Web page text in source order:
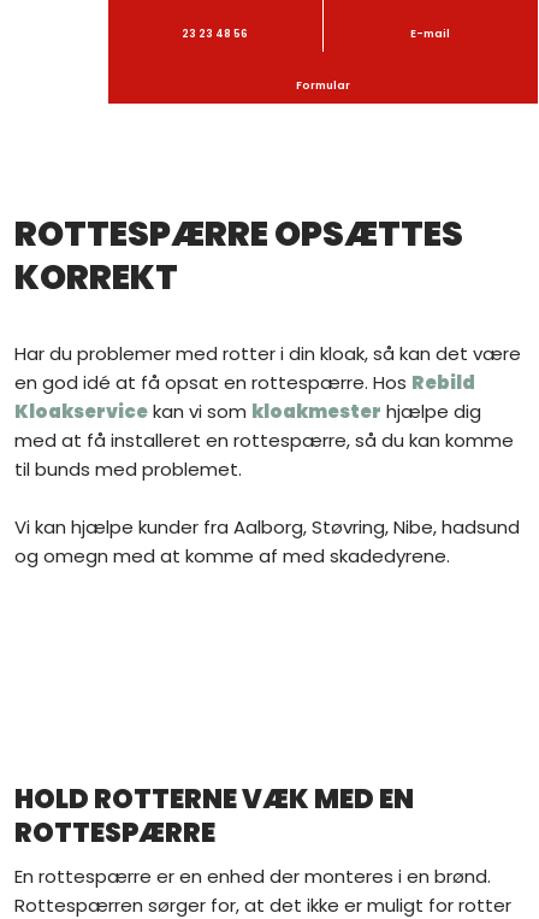
23 23 48 56 E-mail
Formular
ROTTESPÆRRE OPSÆTTES
KORREKT
Har du problemer med rotter i din kloak, så kan det være
en god idé at få opsat en rottespærre. Hos Rebild
Kloakservicekan vi som kloakmester hjælpe dig
med at få installeret en rottespærre, så du kan komme
til bunds med problemet.
Vi kan hjælpe kunder fra Aalborg, Støvring, Nibe, hadsund
og omegn med at komme af med skadedyrene.
HOLD ROTTERNE VÆK MED EN
ROTTESPÆRRE
En rottespærre er en enhed der monteres i en brønd.
Rottespærren sørger for, at det ikke er muligt for rotter